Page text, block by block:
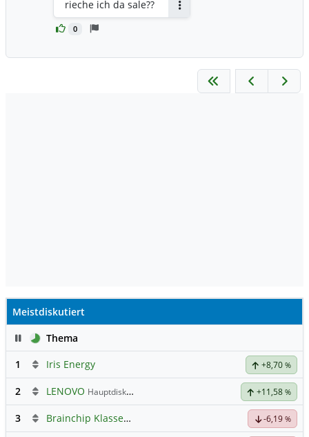
0
rieche ich da sale??
Meistdiskutiert
PauseThema
1
Iris Energy +8,70 %
2 LENOVO Hauptdiskussion +11,58 %
3 Brainchip Klassengruppe -6,19 %